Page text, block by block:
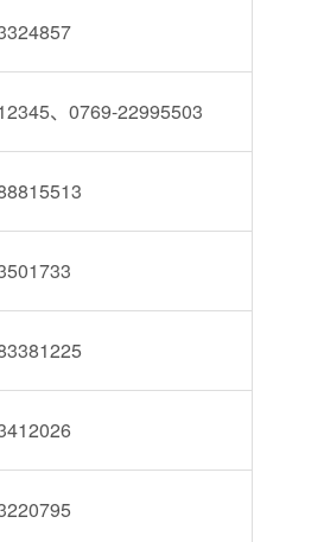
、0769-22995503